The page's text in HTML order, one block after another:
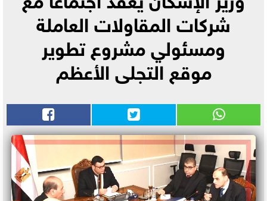
شركات المقاولات العاملة
ومسئولي مشروع تطوير
موقع التجلى الأعظم